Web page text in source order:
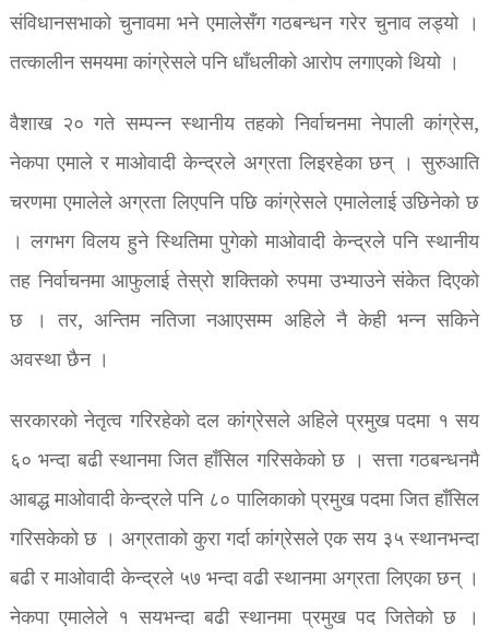
संविधानसभाको चुनावमा भने एमालेसँग गठबन्धन गरेर चुनाव लड्यो ।
तत्कालीन समयमा कांग्रेसले पनि धाँधलीको आरोप लगाएको थियो ।
वैशाख २० गते सम्पन्न स्थानीय तहको निर्वाचनमा नेपाली कांग्रेस,
नेकपा एमाले र माओवादी केन्द्रले अग्रता लिइरहेका छन् । सुरुआति
चरणमा एमालेले अग्रता लिएपनि पछि कांग्रेसले एमालेलाई उछिनेको छ
। लगभग विलय हुने स्थितिमा पुगेको माओवादी केन्द्रले पनि स्थानीय
तह निर्वाचनमा आफुलाई तेस्रो शक्तिको रुपमा उभ्याउने संकेत दिएको
छ । तर, अन्तिम नतिजा नआएसम्म अहिले नै केही भन्न सकिने
अवस्था छैन ।
सरकारको नेतृत्व गरिरहेको दल कांग्रेसले अहिले प्रमुख पदमा १ सय
६० भन्दा बढी स्थानमा जित हाँसिल गरिसकेको छ । सत्ता गठबन्धनमै
आबद्ध माओवादी केन्द्रले पनि ८० पालिकाको प्रमुख पदमा जित हाँसिल
गरिसकेको छ । अग्रताको कुरा गर्दा कांग्रेसले एक सय ३५ स्थानभन्दा
बढी र माओवादी केन्द्रले ५७ भन्दा वढी स्थानमा अग्रता लिएका छन् ।
नेकपा एमालेले १ सयभन्दा बढी स्थानमा प्रमुख पद जितेको छ ।